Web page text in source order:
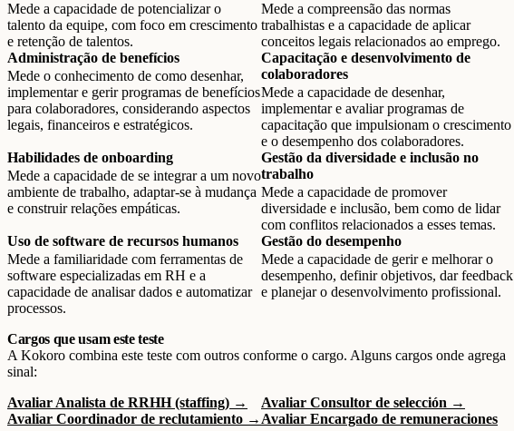
Mede a capacidade de potencializar o
talento da equipe, com foco em crescimento
e retenção de talentos.
Mede a compreensão das normas
trabalhistas e a capacidade de aplicar
conceitos legais relacionados ao emprego.
Administração de benefícios
Mede o conhecimento de como desenhar,
implementar e gerir programas de benefícios
para colaboradores, considerando aspectos
legais, financeiros e estratégicos.
Capacitação e desenvolvimento de
colaboradores
Mede a capacidade de desenhar,
implementar e avaliar programas de
capacitação que impulsionam o crescimento
e o desempenho dos colaboradores.
Habilidades de onboarding
Mede a capacidade de se integrar a um novo
ambiente de trabalho, adaptar-se à mudança
e construir relações empáticas.
Gestão da diversidade e inclusão no
trabalho
Mede a capacidade de promover
diversidade e inclusão, bem como de lidar
com conflitos relacionados a esses temas.
Uso de software de recursos humanos
Mede a familiaridade com ferramentas de
software especializadas em RH e a
capacidade de analisar dados e automatizar
processos.
Gestão do desempenho
Mede a capacidade de gerir e melhorar o
desempenho, definir objetivos, dar feedback
e planejar o desenvolvimento profissional.
Cargos que usam este teste
A Kokoro combina este teste com outros conforme o cargo. Alguns cargos onde agrega
sinal:
Avaliar Analista de RRHH (staffing) →
Avaliar Consultor de selección →
Avaliar Coordinador de reclutamiento → Avaliar Encargado de remuneraciones